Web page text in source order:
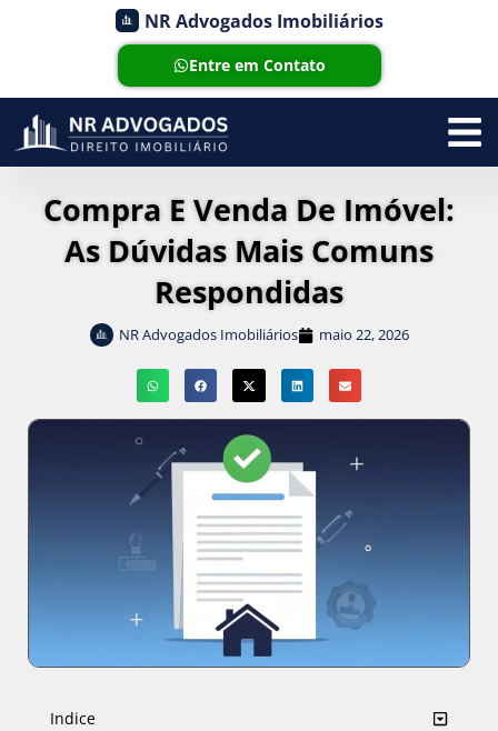
NR Advogados Imobiliários
Entre em Contato
Compra E Venda De Imóvel:
As Dúvidas Mais Comuns
Respondidas
NR Advogados Imobiliários maio 22, 2026
Indice